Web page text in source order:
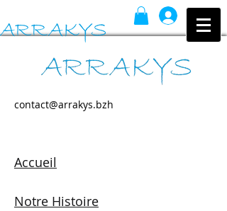
Pôle Recherche &
Innovation en numérique
responsable
contact@arrakys.bzh
Accueil
Notre Histoire